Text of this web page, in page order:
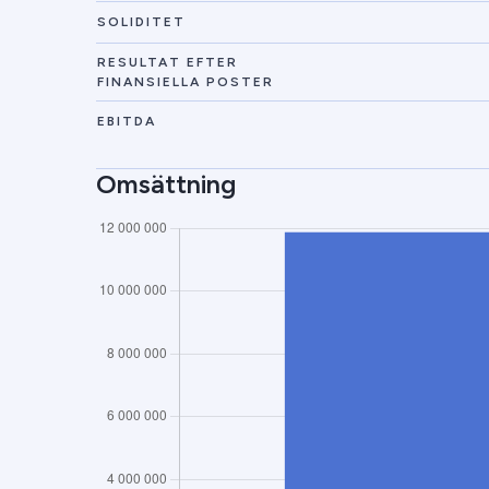
SOLIDITET
RESULTAT EFTER
FINANSIELLA POSTER
EBITDA
Omsättning